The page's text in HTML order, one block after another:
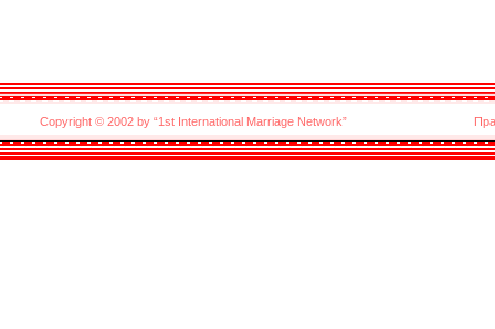
Copyright © 2002 by “1st International Marriage Network”